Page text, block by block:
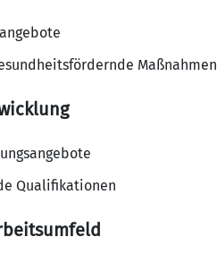
Maßnahmen
Qualifikationen